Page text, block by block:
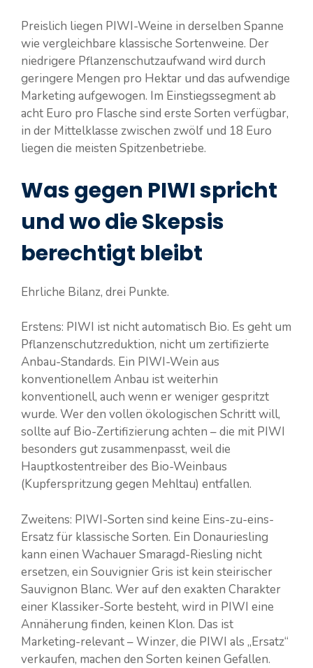
Preislich liegen PIWI-Weine in derselben Spanne
wie vergleichbare klassische Sortenweine. Der
niedrigere Pflanzenschutzaufwand wird durch
geringere Mengen pro Hektar und das aufwendige
Marketing aufgewogen. Im Einstiegssegment ab
acht Euro pro Flasche sind erste Sorten verfügbar,
in der Mittelklasse zwischen zwölf und 18 Euro
liegen die meisten Spitzenbetriebe.
Was gegen PIWI spricht
und wo die Skepsis
berechtigt bleibt
Ehrliche Bilanz, drei Punkte.
Erstens: PIWI ist nicht automatisch Bio. Es geht um
Pflanzenschutzreduktion, nicht um zertifizierte
Anbau-Standards. Ein PIWI-Wein aus
konventionellem Anbau ist weiterhin
konventionell, auch wenn er weniger gespritzt
wurde. Wer den vollen ökologischen Schritt will,
sollte auf Bio-Zertifizierung achten – die mit PIWI
besonders gut zusammenpasst, weil die
Hauptkostentreiber des Bio-Weinbaus
(Kupferspritzung gegen Mehltau) entfallen.
Zweitens: PIWI-Sorten sind keine Eins-zu-eins-
Ersatz für klassische Sorten. Ein Donauriesling
kann einen Wachauer Smaragd-Riesling nicht
ersetzen, ein Souvignier Gris ist kein steirischer
Sauvignon Blanc. Wer auf den exakten Charakter
einer Klassiker-Sorte besteht, wird in PIWI eine
Annäherung finden, keinen Klon. Das ist
Marketing-relevant – Winzer, die PIWI als „Ersatz“
verkaufen, machen den Sorten keinen Gefallen.